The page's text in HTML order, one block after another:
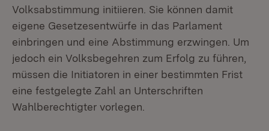
Volksabstimmung initiieren. Sie können damit
eigene Gesetzesentwürfe in das Parlament
einbringen und eine Abstimmung erzwingen. Um
jedoch ein Volksbegehren zum Erfolg zu führen,
müssen die Initiatoren in einer bestimmten Frist
eine festgelegte Zahl an Unterschriften
Wahlberechtigter vorlegen.